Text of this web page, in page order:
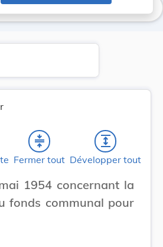
compress
Fermer tout
expand
Développer tout
1954 concernant la
fonds communal pour